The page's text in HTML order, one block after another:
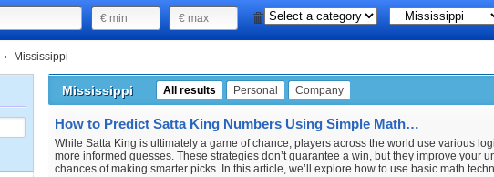
Mississippi
Mississippi All results Personal Company
How to Predict Satta King Numbers Using Simple Math Techniques
While Satta King is ultimately a game of chance, players across the world use various
more informed guesses. These strategies don’t guarantee a win, but they improve your
chances of making smarter picks. In this article, we’ll explore how to use basic math